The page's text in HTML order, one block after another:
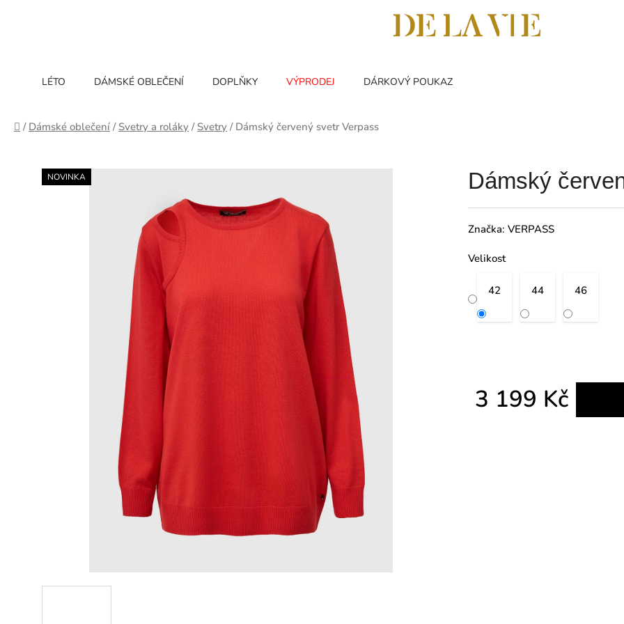
LÉTO DÁMSKÉ OBLEČENÍ DOPLŇKY VÝPRODEJ DÁRKOVÝ POUKAZ
Domů
/ Dámské oblečení / Svetry a roláky / Svetry / Dámský červený svetr Verpass
Dámský
Značka: VERPASS
Velikost
42 44 46
3 199 Kč
NOVINKA